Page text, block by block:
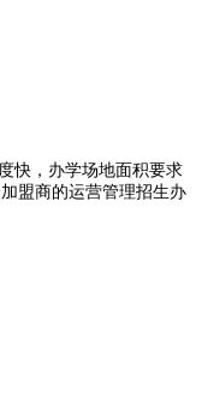
快，办学场地面积要求
盟商的运营管理招生办